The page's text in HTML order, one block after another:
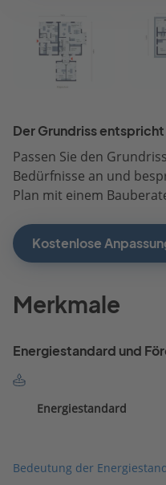
Der Grundriss
Passen Sie den
Bedürfnisse an und
Plan mit einem
Kostenlose
Merkmale
Energiestandard und
Energiestandard
Bedeutung der